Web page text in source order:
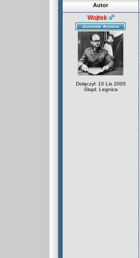
Autor
Wojtek
Dołączył: 10 Lis 2005
Skąd: Legnica